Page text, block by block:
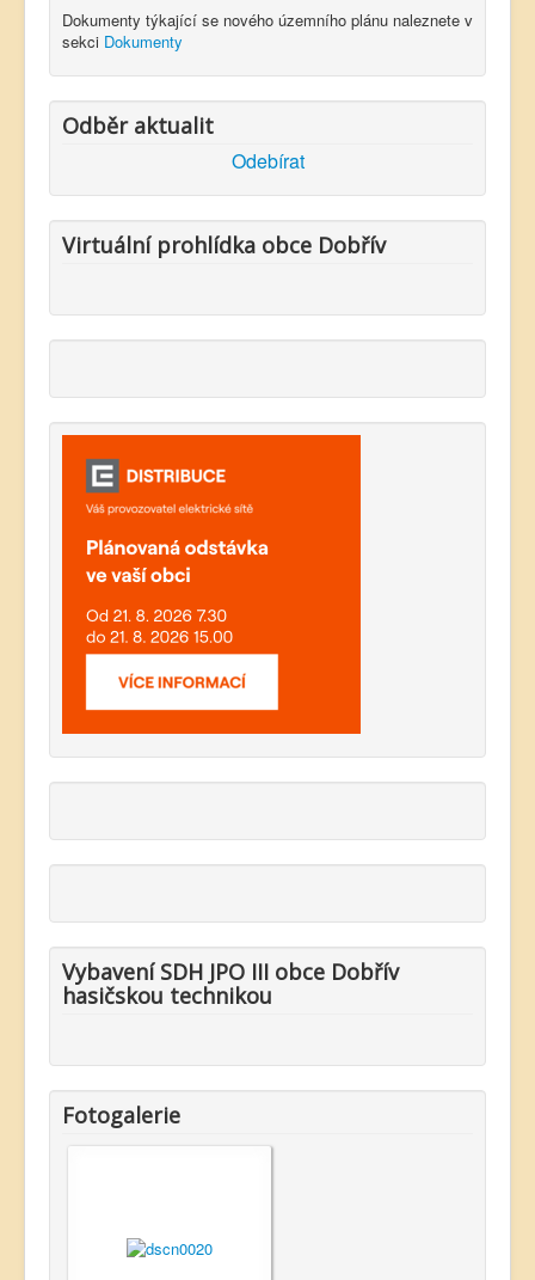
Dokumenty týkající se nového územního plánu naleznete v
sekci Dokumenty
Odběr aktualit
Odebírat
Virtuální prohlídka obce Dobřív
Vybavení SDH JPO III obce Dobřív
hasičskou technikou
Fotogalerie